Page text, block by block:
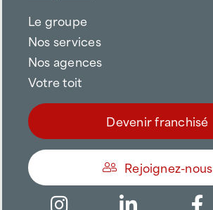
Le groupe
Nos services
Nos agences
Votre toit
Devenir franchisé
Rejoignez-nous